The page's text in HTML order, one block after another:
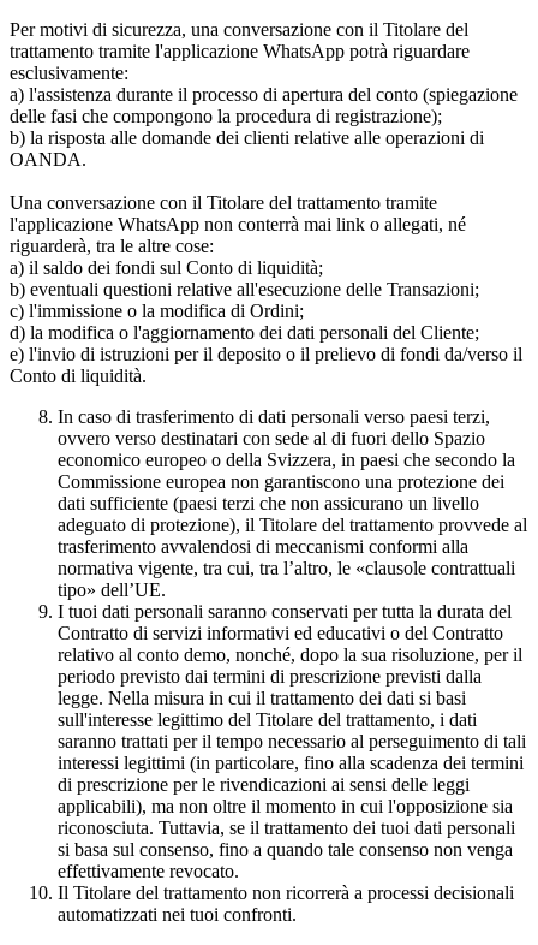
Per motivi di sicurezza, una conversazione con il Titolare del
trattamento tramite l'applicazione WhatsApp potrà riguardare
esclusivamente:
a) l'assistenza durante il processo di apertura del conto (spiegazione
delle fasi che compongono la procedura di registrazione);
b) la risposta alle domande dei clienti relative alle operazioni di
OANDA.
Una conversazione con il Titolare del trattamento tramite
l'applicazione WhatsApp non conterrà mai link o allegati, né
riguarderà, tra le altre cose:
a) il saldo dei fondi sul Conto di liquidità;
b) eventuali questioni relative all'esecuzione delle Transazioni;
c) l'immissione o la modifica di Ordini;
d) la modifica o l'aggiornamento dei dati personali del Cliente;
e) l'invio di istruzioni per il deposito o il prelievo di fondi da/verso il
Conto di liquidità.
In caso di trasferimento di dati personali verso paesi terzi,
ovvero verso destinatari con sede al di fuori dello Spazio
economico europeo o della Svizzera, in paesi che secondo la
Commissione europea non garantiscono una protezione dei
dati sufficiente (paesi terzi che non assicurano un livello
adeguato di protezione), il Titolare del trattamento provvede al
trasferimento avvalendosi di meccanismi conformi alla
normativa vigente, tra cui, tra l’altro, le «clausole contrattuali
tipo» dell’UE.
I tuoi dati personali saranno conservati per tutta la durata del
Contratto di servizi informativi ed educativi o del Contratto
relativo al conto demo, nonché, dopo la sua risoluzione, per il
periodo previsto dai termini di prescrizione previsti dalla
legge. Nella misura in cui il trattamento dei dati si basi
sull'interesse legittimo del Titolare del trattamento, i dati
saranno trattati per il tempo necessario al perseguimento di tali
interessi legittimi (in particolare, fino alla scadenza dei termini
di prescrizione per le rivendicazioni ai sensi delle leggi
applicabili), ma non oltre il momento in cui l'opposizione sia
riconosciuta. Tuttavia, se il trattamento dei tuoi dati personali
si basa sul consenso, fino a quando tale consenso non venga
effettivamente revocato.
Il Titolare del trattamento non ricorrerà a processi decisionali
automatizzati nei tuoi confronti.